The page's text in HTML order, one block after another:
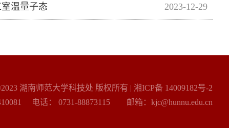
温量子态 2023-12-29
湖南师范大学科技处 版权所有 | 湘ICP备 14009182号-2
电话： 0731-88873115 邮箱：kjc@hunnu.edu.cn